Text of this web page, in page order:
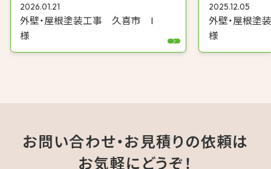
2026.01.21
外壁・屋根塗装工事 久喜市 I
様
2025.12.05
外壁・屋根
様
お問い合わせ・お見積りの依頼は
お気軽にどうぞ！